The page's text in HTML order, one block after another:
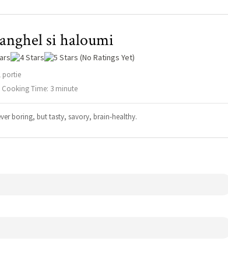
si haloumi
(No Ratings Yet)
portie
Cooking Time: 3 minute
boring, but tasty, savory, brain-healthy.